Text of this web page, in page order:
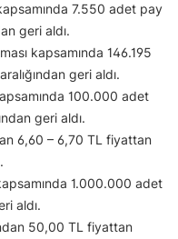
7.550 adet pay
geri aldı.
kapsamında 146.195
geri aldı.
100.000 adet
geri aldı.
6,60 – 6,70 TL fiyattan
1.000.000 adet
aldı.
50,00 TL fiyattan